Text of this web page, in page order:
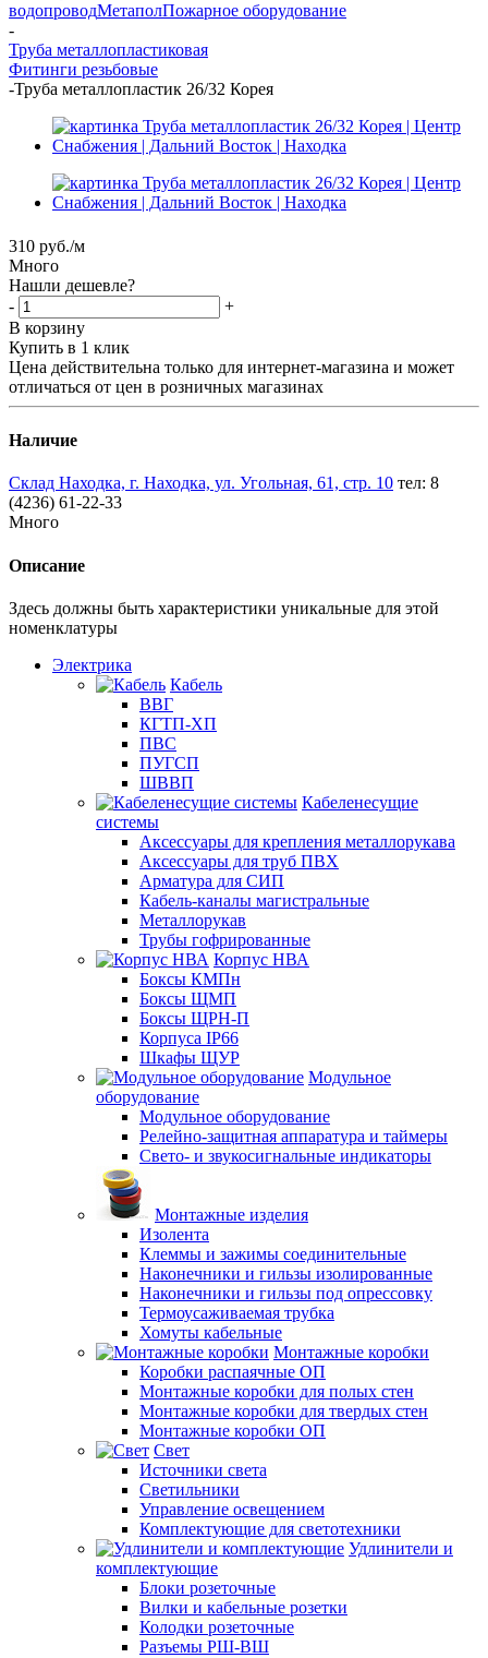
водопроводМетаполПожарное оборудование
-
Труба металлопластиковая
Фитинги резьбовые
-Труба металлопластик 26/32 Корея
310 руб./м
Много
Нашли дешевле?
-
+
В корзину
Купить в 1 клик
Цена действительна только для интернет-магазина и может
отличаться от цен в розничных магазинах
Наличие
Склад Находка, г. Находка, ул. Угольная, 61, стр. 10 тел: 8
(4236) 61-22-33
Много
Описание
Здесь должны быть характеристики уникальные для этой
номенклатуры
Электрика
Кабель
ВВГ
КГТП-ХП
ПВС
ПУГСП
ШВВП
Кабеленесущие
системы
Аксессуары для крепления металлорукава
Аксессуары для труб ПВХ
Арматура для СИП
Кабель-каналы магистральные
Металлорукав
Трубы гофрированные
Корпус НВА
Боксы КМПн
Боксы ЩМП
Боксы ЩРН-П
Корпуса IP66
Шкафы ЩУР
Модульное
оборудование
Модульное оборудование
Релейно-защитная аппаратура и таймеры
Свето- и звукосигнальные индикаторы
Монтажные изделия
Изолента
Клеммы и зажимы соединительные
Наконечники и гильзы изолированные
Наконечники и гильзы под опрессовку
Термоусаживаемая трубка
Хомуты кабельные
Монтажные коробки
Коробки распаячные ОП
Монтажные коробки для полых стен
Монтажные коробки для твердых стен
Монтажные коробки ОП
Свет
Источники света
Светильники
Управление освещением
Комплектующие для светотехники
Удлинители и
комплектующие
Блоки розеточные
Вилки и кабельные розетки
Колодки розеточные
Разъемы РШ-ВШ